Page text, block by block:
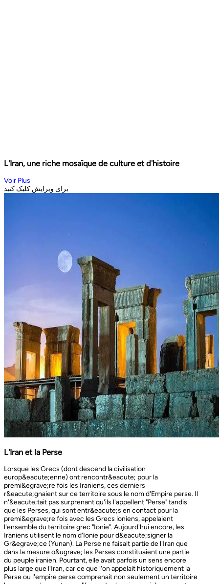
L'Iran, une riche mosaïque de culture et d'histoire
Voir Plus
برای ویرایش کلیک کنید
L'Iran et la Perse
Lorsque les Grecs (dont descend la civilisation europ&eacute;enne) ont rencontr&eacute; pour la premi&egrave;re fois les Iraniens, ces derniers r&eacute;gnaient sur ce territoire sous le nom d'Empire perse. Il n'&eacute;tait pas surprenant qu'ils l'appellent "Perse" tandis que les Perses, qui sont entr&eacute;s en contact pour la premi&egrave;re fois avec les Grecs ioniens, appelaient l'ensemble du territoire grec "Ionie". Aujourd'hui encore, les Iraniens utilisent le nom d'Ionie pour d&eacute;signer la Gr&egrave;ce (Yunan). La Perse ne faisait partie de l'Iran que dans la mesure o&ugrave; les Perses constituaient une partie du peuple iranien. Pourtant, elle avait parfois un sens encore plus large que l'Iran, car ce que l'on appelait historiquement la Perse ou l'empire perse comprenait non seulement un territoire beaucoup plus vaste que l'Iran actuel, mais aussi des pays et des peuples non iraniens comme l'&Eacute;gypte. "Perse" est rest&eacute; le terme europ&eacute;en pour l'Iran jusqu'en 1935, date &agrave; laquelle le gouvernement iranien a insist&eacute; pour que tous les pays appellent officiellement le pays par ce dernier nom. Mais le terme "Perse" a surv&eacute;cu et, encore aujourd'hui, pour de nombreux Occidentaux, la "Perse" a une connotation historique et culturelle beaucoup plus large que celle v&eacute;hicul&eacute;e par le terme "Iran", qu'ils confondaient parfois avec l'Irak. Beaucoup ne savent plus que l'Iran et la Perse sont la m&ecirc;me chose, pensant que l'Iran est aussi un pays arabe ! L'Iran actuel fait partie du plateau iranien, beaucoup plus vaste, dont l'ensemble a parfois fait partie de l'empire perse. Le pays est vaste, plus grand que le Royaume-Uni, la France, l'Espagne et l'Allemagne r&eacute;unis. Il est accident&eacute; et aride et, &agrave; l'exception de deux r&eacute;gions de plaine, il est constitu&eacute; de montagnes et de d&eacute;serts. Il y a deux grandes rang&eacute;es de montagnes, l'Alborz au nord, qui s'&eacute;tend du Caucase au nord-ouest jusqu'au Khorasan &agrave; l'est, et le Zagros, qui s'&eacute;tend de l'ouest au sud-est. Les grands d&eacute;serts, Dasht-e-Kavir et Dasht-e-Lut, tous deux situ&eacute;s &agrave; l'est, sont pratiquement inhabitables. Les deux r&eacute;gions de plaine sont le littoral de la mer Caspienne, qui se trouve au-dessous du niveau de la mer, a un climat subtropical et est couvert de for&ecirc;ts tropicales, et la plaine du Khuzestan au sud-ouest, qui est une continuation des terres fertiles de la M&eacute;sopotamie et est arros&eacute;e par le seul grand fleuve d'Iran, le Karun. Ainsi, la terre est abondante mais l'eau est rare, contrairement &agrave; un pays comme la Hollande o&ugrave; la terre est rare mais l'eau abondante. La raret&eacute; de l'eau a jou&eacute; un r&ocirc;le majeur non seulement en influen&ccedil;ant la nature et les syst&egrave;mes de l'agriculture iranienne, mais aussi un certain nombre de facteurs sociologiques cl&eacute;s, y compris la cause et la nature des &Eacute;tats iraniens. L'&eacute;tendue des montagnes et du d&eacute;sert a naturellement divis&eacute; la population iranienne en groupes relativement isol&eacute;s. Mais l'aridit&eacute; a jou&eacute; un r&ocirc;le encore plus important &agrave; cet &eacute;gard, et ce au niveau des plus petites unit&eacute;s sociales. Dans la majeure partie du pays, l'agriculture et l'&eacute;levage du b&eacute;tail n'&eacute;taient possibles que l&agrave; o&ugrave; l'eau de pluie naturelle, un petit ruisseau, un canal d'eau souterrain, appel&eacute; Qanat, ou une combinaison de ces &eacute;l&eacute;ments fournissait l'approvisionnement minimal n&eacute;cessaire en eau. Le Qanat ou Kariz est un d&eacute;veloppement ing&eacute;nieux des temps anciens, qui remonte &agrave; bien avant la fondation de l'empire perse. &Agrave; partir d'une nappe phr&eacute;atique existante dans les hautes terres, un tunnel est creus&eacute; sous le sol, en pente descendante vers les basses terres (pr&egrave;s des fermes environnantes) o&ugrave; il remonte &agrave; la surface. L'eau qui s'&eacute;coule de la source par gravit&eacute; est ensuite distribu&eacute;e par d'&eacute;troits canaux l&agrave; o&ugrave; elle est n&eacute;cessaire pour l'irrigation et d'autres usages. Le peuple iranien &Agrave; l'origine, les Iraniens &eacute;taient plus une ethnie qu'une nation et les perses se comptaient comme un groupe parmi un bon nombre des Iraniens. A part le pays qui s'appelle aujourd'hui l'Iran, l'Afghanistan et le Tadjikistan appartiennent &eacute;galement &agrave; un territoire iranien plus large dans leurs concepts historiques et culturels. En plus la domaine culturelle iranienne d&eacute;passe encore plus loin que la fronti&egrave;re de l&rsquo;ensemble de ces trois pays et s'&eacute;tendant jusqu&rsquo;au cot&eacute; nordique de l'Inde, l'Ouzb&eacute;kistan, le Turkm&eacute;nistan, le Caucase et l'Anatolie : Aujourd&rsquo;hui , c&rsquo;est ce que l&rsquo;on appelle &lsquo;&rsquo; Monde Persan&rsquo;&rsquo; La langue persane est une des langues iraniennes, alors qu&rsquo;il en existe d'autres vari&eacute;t&eacute;s dont le kurde et le pashto. En Iran, certaines langues locales sont encore parl&eacute;es en tant que des langues vivantes tandis que d&rsquo;autre langues r&eacute;gionales que l&rsquo;iranienne sont &eacute;galement parl&eacute;s en Iran tels que le turc et l&rsquo;arabe. En plus, d'autres formats de la langue persane sont parl&eacute;es en Afghanistan et au Tadjikistan, si bien que les r&eacute;sidents dans ces trois pays arrivent &agrave; se comprendre lors de la conversation et de la communication litt&eacute;raire. Egalement d'autres dialectes persans sont parl&eacute;s en Iran. A vraie dire , n&rsquo;importe quel argument &agrave; propos de l&rsquo;histoire de l&rsquo;Iran, de son &eacute;conomie et de sa politique ne serait pas raisonnable sauf qu&rsquo;on puisse tenir en compte les nomades qui ont &eacute;tabli leurs royaume &agrave; partir de l&rsquo;&eacute;poque des Perses au Qajars qui r&eacute;gnaient jusuq&rsquo;aux20&egrave;me si&egrave;cle. Suit &agrave; la recherches des p&acirc;turages encore plus verts et des sols fertils, diff&eacute;rents &eacute;thnies comme le turques, sont partis vers les r&eacute;gions au nord, nord-est et l&rsquo;est de la Perse . Apr&egrave;s avoir s&rsquo;h&eacute;berger , ils fallait qu&rsquo;ils se pr&eacute;par&egrave;rent pour faire face aux &eacute;nemies etrang&egrave;res . La s&egrave;cheresse, l&rsquo;aridit&eacute; et la densit&eacute; de la population dan leurs propres r&eacute;gions fut la cause de l&rsquo;immigration vers la Perse. D&rsquo;autre part la manqu&eacute; de la pluie et l&rsquo;aridit&eacute; en Iran causait la miragartion des gens vers des r&eacute;gions plus verts : ils se d&eacute;pla&ccedil;aient tous les ann&eacute;es, pour aller vers les r&eacute;gions o&ugrave; il faisait agr&eacute;able pendant l&rsquo;hiver et des r&eacute;gions o&ugrave; le climat faisait moins chaud au cours de l&rsquo;&eacute;t&eacute;. En comparaison avec les les s&eacute;dentaires, les nomades ont des puissances militaires et ils sont plus dynamiques, et plus nombreux que les villageoises qu'ils attaquaient. Ces particularit&eacute;s permettent &agrave; une tribu ou &agrave; un ensemble de tribus de faire diriger les autres vers la formation d&rsquo;un &eacute;tat central : Ensuite il faisait les n&eacute;cessaires pour collecter directement ou via un moyen indirect, la totalit&eacute; des produits agricoles exc&eacute;dentaires pour fournir les affaires financi&egrave;res. Ainsi il devient un &eacute;tat central et capable &agrave; taille de contr&ocirc;ler, d'administrer et de d&eacute;fendre ses vastes territoires. La plupart des souverains iraniens se d&eacute;pla&ccedil;aient la plupart du temps et cette caract&eacute;ristique est racin&eacute; dans leurs origines et leurs esprits. Par exemple les Ach&eacute;m&eacute;nides dirigeaient leurs trois capitales et se d&eacute;pla&ccedil;aient entre : Suse, Pers&eacute;polis et Ecbatane et parfois quatre si on fait inclure la Babylon. D&egrave;s le d&eacute;but ; tous les gouvernements iraniens jusqu&rsquo;au 20&egrave;me si&egrave;cle, on &eacute;t&eacute; fond&eacute;s par des tribus nomades et apr&egrave;s avoir &ecirc;tre uni au sein du gouvernement , il fallait se pr&eacute;parer pour faire face aux d&eacute;fis comme l&rsquo;invasion des nomades dans le pays et ceux qui pourraient attaquer depuis des terres au-del&agrave; des fronti&egrave;res. D'une mani&egrave;re historique, l'Iran a &eacute;t&eacute; le carrefour entre l'Asie et l'Europe, l'Est et l'Ouest. Les personnes, les biens ainsi que les croyances, les normes et produits culturels y sont pass&eacute;s, g&eacute;n&eacute;ralement d'est en ouest, mais pas toujours. L'influence orientale &eacute;tait telle que beaucoup des anciens mythes et l&eacute;gendes iraniens provenaient des terres orientales de l'Iran, bien que l'islam et les Arabes soient venus de la direction oppos&eacute;e. Cette situation g&eacute;ographique particuli&egrave;re a donn&eacute; lieu &agrave; ce que l'on peut appeler &laquo; l'effet carrefour &raquo;, &agrave; la fois d&eacute;stabilisant et enrichissant le pays ; rendant ses habitants hospitaliers et amicaux envers les &eacute;trangers et aussi tr&egrave;s conscients de leur particularit&eacute;. L'une des cons&eacute;quences de l'effet de carrefour est le fait que l'Iran est maintenant peupl&eacute; d&rsquo;une vari&eacute;t&eacute; de communaut&eacute;s ethniques et linguistiques incluant ceux dont la langue maternelle est le persan, ainsi que les Kurdes, les Turcs, les Arabes, les Baloutches, etc. On rencontre les Turcophones dans la r&eacute;gion Nord-ouest de l'Azerba&iuml;djan, aujourd'hui divis&eacute;e en plusieurs provinces, &agrave; la fronti&egrave;re de la Turquie et du Caucase. D'autres peuples turcophones, comme les Turkm&egrave;nes du Centre-nord-est et les tribus turcophones comm